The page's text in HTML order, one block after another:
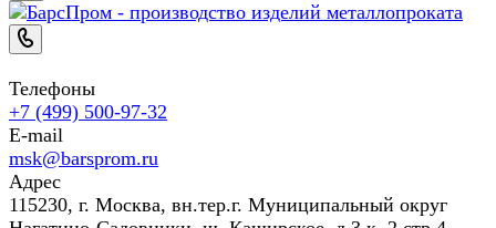
Телефоны
+7 (499) 500-97-32
E-mail
msk@barsprom.ru
Адрес
115230, г. Москва, вн.тер.г. Муниципальный округ